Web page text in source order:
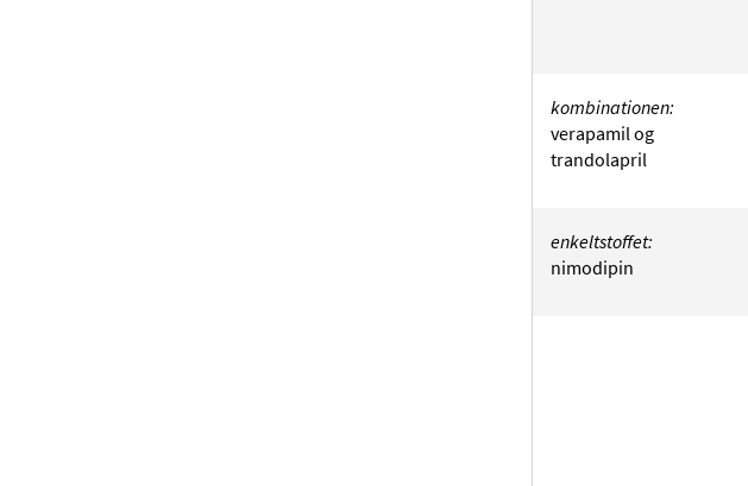
kombinationen:
verapamil og
trandolapril
enkeltstoffet:
nimodipin